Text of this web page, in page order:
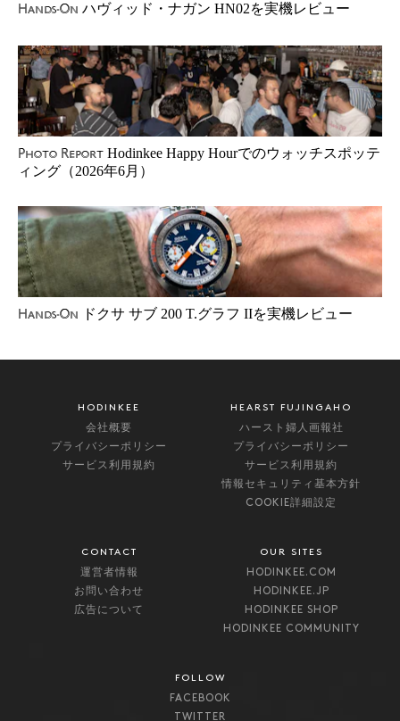
Hands-On ハヴィッド・ナガン HN02を実機レビュー
Photo Report Hodinkee Happy Hourでのウォッチスポッテ
ィング（2026年6月）
Hands-On ドクサ サブ 200 T.グラフ IIを実機レビュー
HODINKEE
会社概要
プライバシーポリシー
サービス利用規約
HEARST FUJINGAHO
ハースト婦人画報社
プライバシーポリシー
サービス利用規約
情報セキュリティ基本方針
COOKIE詳細設定
CONTACT
運営者情報
お問い合わせ
広告について
OUR SITES
HODINKEE.COM
HODINKEE.JP
HODINKEE SHOP
HODINKEE COMMUNITY
FOLLOW
FACEBOOK
TWITTER